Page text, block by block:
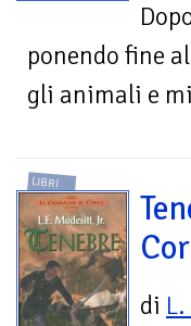
ponendo fine
gli animali e
LIBRI
di